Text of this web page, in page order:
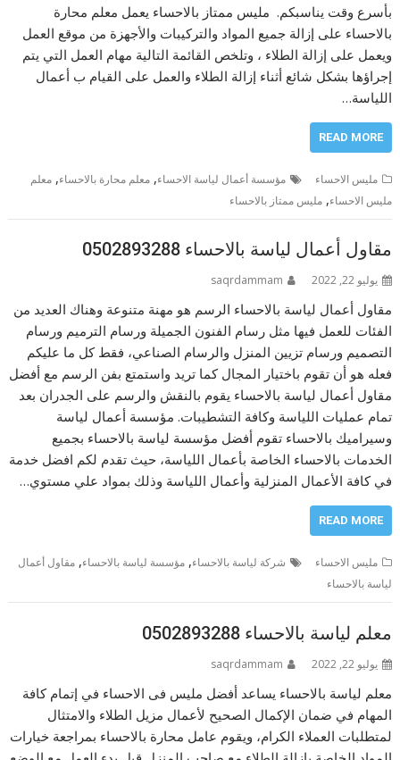
بأسرع وقت يناسبكم. مليس ممتاز بالاحساء يعمل معلم محارة
بالاحساء على إزالة جميع المواد والتركيبات والأجهزة من موقع العمل
ويعمل على إزالة الطلاء ، وتلخص القائمة التالية مهام العمل التي يتم
إجراؤها بشكل شائع أثناء إزالة الطلاء والعمل على القيام ب أعمال
اللياسة…
READ MORE
مليس الاحساء مؤسسة أعمال لياسة الاحساء,معلم محارة بالاحساء,معلم
مليس الاحساء,مليس ممتاز بالاحساء
مقاول أعمال لياسة بالاحساء 0502893288
يوليو 22, 2022 saqrdammam
مقاول أعمال لياسة بالاحساء الرسم هو مهنة متنوعة وهناك العديد من
الفئات للعمل فيها مثل رسام الفنون الجميلة ورسام الترميم ورسام
التصميم ورسام تزيين المنزل والرسام الصناعي، فقط كل ما عليكم
فعله هو أن تقوم باختيار المجال كما تريد واستمتع بفن الرسم مع أفضل
مقاول أعمال لياسة بالاحساء يقوم بالنقش والرسم على الجدران بعد
تمام عمليات اللياسة وكافة التشطيبات. مؤسسة أعمال لياسة
وسيراميك بالاحساء تقوم أفضل مؤسسة لياسة بالاحساء بجميع
الخدمات بالاحساء الخاصة بأعمال اللياسة، حيث تقدم لكم افضل خدمة
في كافة الأعمال المنزلية وأعمال اللياسة وذلك بمواد علي مستوي…
READ MORE
مليس الاحساء شركة لياسة بالاحساء,مؤسسة لياسة بالاحساء,مقاول أعمال
لياسة بالاحساء
معلم لياسة بالاحساء 0502893288
يوليو 22, 2022 saqrdammam
معلم لياسة بالاحساء يساعد أفضل مليس فى الاحساء في إتمام كافة
المهام في ضمان الإكمال الصحيح لأعمال مزيل الطلاء والامتثال
لمتطلبات العملاء الكرام، ويقوم عامل محارة بالاحساء بمراجعة خيارات